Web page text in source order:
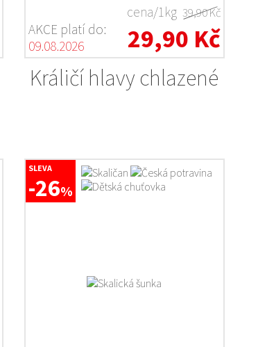
cena/1kg 39,90 Kč
AKCE platí do:
09.08.2026
29,90 Kč
Králičí hlavy chlazené
SLEVA
-26%